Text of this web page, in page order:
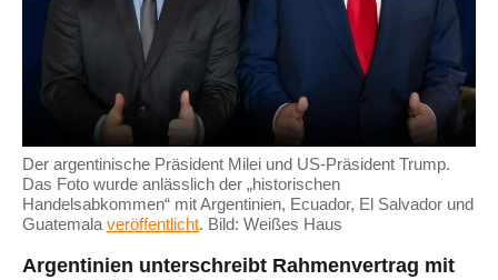
Der argentinische Präsident Milei und US-Präsident Trump.
Das Foto wurde anlässlich der „historischen
Handelsabkommen“ mit Argentinien, Ecuador, El Salvador und
Guatemala veröffentlicht. Bild: Weißes Haus
Argentinien unterschreibt Rahmenvertrag mit